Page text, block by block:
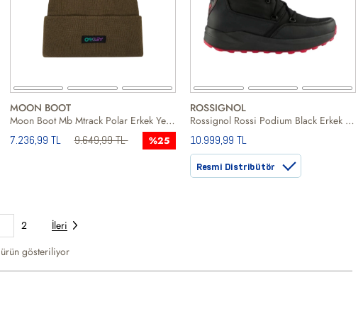
MOON BOOT
Moon Boot Mb Mtrack Polar Erkek Yeşil Kar Botu
7.236,99 TL 9.649,99 TL %25
ROSSIGNOL
Rossignol Rossi Podium Black Erkek Siyah Kar Botu
10.999,99 TL
Resmi Distribütör
2
İleri
ürün gösteriliyor